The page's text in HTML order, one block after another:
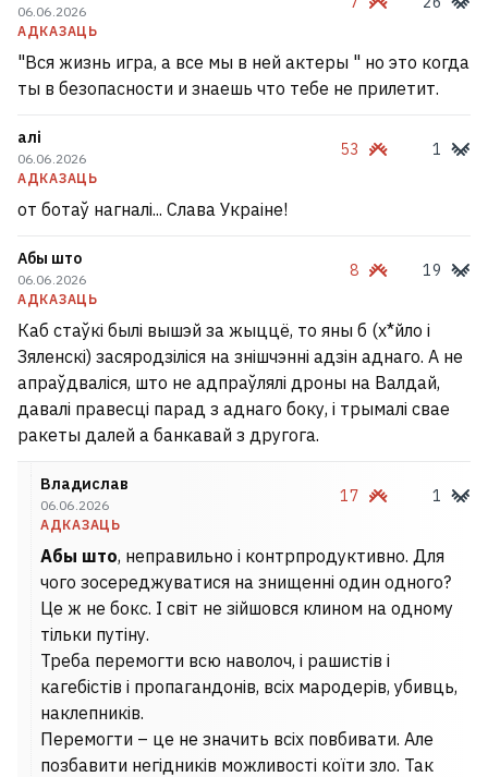
06.06.2026
АДКАЗАЦЬ
"Вся жизнь игра, а все мы в ней актеры " но это когда
ты в безопасности и знаешь что тебе не прилетит.
алі
06.06.2026
АДКАЗАЦЬ
53 1
от ботаў нагналі... Слава Украіне!
Абы што
06.06.2026
АДКАЗАЦЬ
8 19
Каб стаўкі былі вышэй за жыццё, то яны б (х*йло і
Зяленскі) засяродзіліся на знішчэнні адзін аднаго. А не
апраўдваліся, што не адпраўлялі дроны на Валдай,
давалі правесці парад з аднаго боку, і трымалі свае
ракеты далей а банкавай з другога.
Владислав
06.06.2026
АДКАЗАЦЬ
17 1
Абы што, неправильно і контрпродуктивно. Для
чого зосереджуватися на знищенні один одного?
Це ж не бокс. І світ не зійшовся клином на одному
тільки путіну.
Треба перемогти всю наволоч, і рашистів і
кагебістів і пропагандонів, всіх мародерів, убивць,
наклепників.
Перемогти – це не значить всіх повбивати. Але
позбавити негідників можливості коїти зло. Так